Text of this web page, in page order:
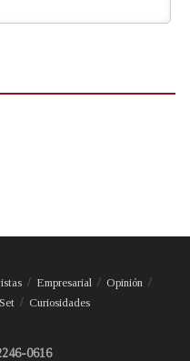
Empresarial
Opinión
Curiosidades
0616